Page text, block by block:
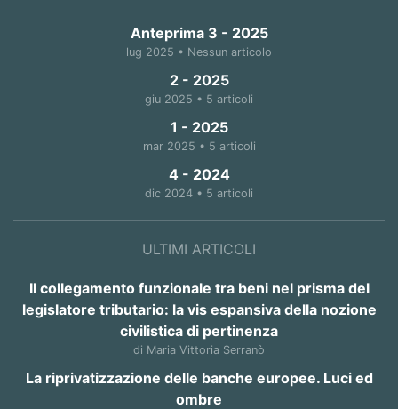
Anteprima 3 - 2025
lug 2025 • Nessun articolo
2 - 2025
giu 2025 • 5 articoli
1 - 2025
mar 2025 • 5 articoli
4 - 2024
dic 2024 • 5 articoli
ULTIMI ARTICOLI
Il collegamento funzionale tra beni nel prisma del
legislatore tributario: la vis espansiva della nozione
civilistica di pertinenza
di Maria Vittoria Serranò
La riprivatizzazione delle banche europee. Luci ed
ombre